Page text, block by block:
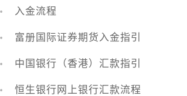
入金流程
富册国际证券期货入金指引
中国银行（香港）汇款指引
恒生银行网上银行汇款流程